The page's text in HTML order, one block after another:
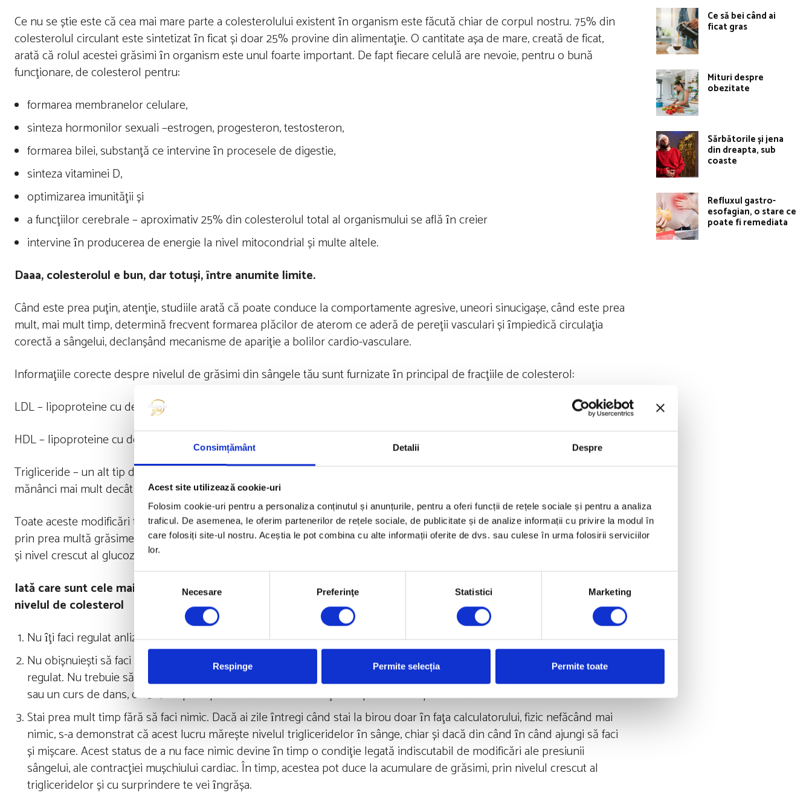
Consimțământ Detalii Despre
Acest site utilizează cookie-uri
Folosim cookie-uri pentru a personaliza conținutul și anunțurile, pentru a oferi funcții de rețele sociale și pentru a analiza
traficul. De asemenea, le oferim partenerilor de rețele sociale, de publicitate și de analize informații cu privire la modul în
care folosiți site-ul nostru. Aceștia le pot combina cu alte informații oferite de dvs. sau culese în urma folosirii serviciilor
lor.
consimțământului
Necesare Preferinţe Statistici Marketing
Respinge Permite selecția Permite toate
Ce nu se știe este că cea mai mare parte a colesterolului existent ȋn organism este făcută chiar de corpul nostru. 75% din
colesterolul circulant este sintetizat ȋn ficat și doar 25% provine din alimentaţie. O cantitate așa de mare, creată de ficat,
arată că rolul acestei grăsimi ȋn organism este unul foarte important. De fapt fiecare celulă are nevoie, pentru o bună
funcţionare, de colesterol pentru:
formarea membranelor celulare,
sinteza hormonilor sexuali –estrogen, progesteron, testosteron,
formarea bilei, substanţă ce intervine ȋn procesele de digestie,
sinteza vitaminei D,
optimizarea imunităţii și
a funcţiilor cerebrale – aproximativ 25% din colesterolul total al organismului se află ȋn creier
intervine ȋn producerea de energie la nivel mitocondrial și multe altele.
Daaa, colesterolul e bun, dar totuși, ȋntre anumite limite.
Când este prea puţin, atenţie, studiile arată că poate conduce la comportamente agresive, uneori sinucigașe, când este prea
mult, mai mult timp, determină frecvent formarea plăcilor de aterom ce aderă de pereţii vasculari și ȋmpiedică circulaţia
corectă a sângelui, declanșând mecanisme de apariţie a bolilor cardio-vasculare.
Informaţiile corecte despre nivelul de grăsimi din sângele tău sunt furnizate ȋn principal de fracţiile de colesterol:
LDL – lipoproteine cu densitate joasă, adică pe românește, colesterolul ,,rău’’,
HDL – lipoproteine cu densitate ȋnaltă sau colesterol ,,bun’’, dar și de
Trigliceride – un alt tip de grăsimi circulante ȋn sânge, care cresc atunci când aduci extra-calorii ȋn organism, cu alte cuvinte
mănânci mai mult decât ai nevoie.
Toate aceste modificări te duc spre ceea ce se numește sindrom metabolic, un cumul de probleme de sănătate traduse
prin prea multă grăsime abdominală, trigliceride crescute, modificări ale valorilor colesterolului, tensiune arterială crescută
și nivel crescut al glucozei ȋn sânge.
Iată care sunt cele mai frecvente greșeli care se fac ȋn stilul de viaţă, dar și ȋn alimentaţie, cu impact negativ pe
nivelul de colesterol
Nu ȋţi faci regulat anlize de sânge
Nu obișnuiești să faci sport sau activităţi fizice. Cel mai bun mod de a controla nivelul colesterolului este exerciţiul fizic
regulat. Nu trebuie să faci performanţă și să participi la competiţii sportive, ȋnsă 40 de minute de mers, ȋnotul, ciclismul
sau un curs de dans, de 3-4 ori pe săptămână va face diferenţa comparativ cu o persoană sedentară.
Stai prea mult timp fără să faci nimic. Dacă ai zile ȋntregi când stai la birou doar ȋn faţa calculatorului, fizic nefăcând mai
nimic, s-a demonstrat că acest lucru mărește nivelul trigliceridelor ȋn sânge, chiar și dacă din când ȋn când ajungi să faci
și mișcare. Acest status de a nu face nimic devine ȋn timp o condiţie legată indiscutabil de modificări ale presiunii
sângelui, ale contracţiei mușchiului cardiac. În timp, acestea pot duce la acumulare de grăsimi, prin nivelul crescut al
trigliceridelor și cu surprindere te vei ȋngrășa.
Ce să bei când ai
ficat gras
Mituri despre
obezitate
Sărbătorile și jena
din dreapta, sub
coaste
Refluxul gastro-
esofagian, o stare ce
poate fi remediata